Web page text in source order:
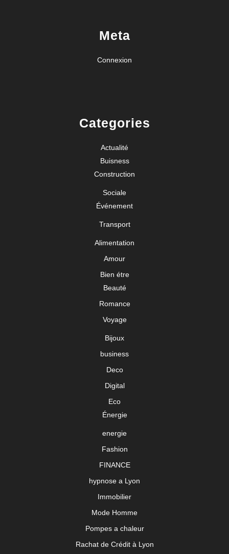
Meta
Connexion
Categories
Actualité
Buisness
Construction
Sociale
Événement
Transport
Alimentation
Amour
Bien étre
Beauté
Romance
Voyage
Bijoux
business
Deco
Digital
Eco
Énergie
energie
Fashion
FINANCE
hypnose a Lyon
Immobilier
Mode Homme
Pompes a chaleur
Rachat de Crédit à Lyon